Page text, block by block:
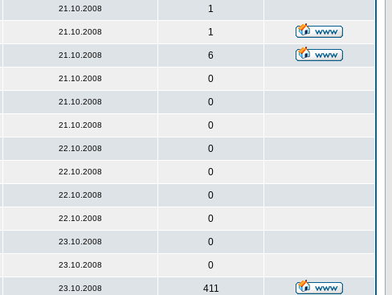
21.10.2008 1
21.10.2008 1
21.10.2008 6
21.10.2008 0
21.10.2008 0
21.10.2008 0
22.10.2008 0
22.10.2008 0
22.10.2008 0
22.10.2008 0
23.10.2008 0
23.10.2008 0
23.10.2008 411